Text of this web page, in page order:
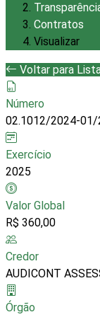
Contratos
Visualizar
Voltar para
Número
02.1012/2024-01/
Exercício
2025
Valor Global
R$ 360,00
Credor
AUDICONT
Órgão